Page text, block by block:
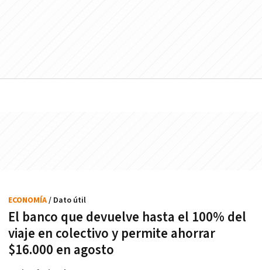
El banco que devuelve hasta el 100% del
viaje en colectivo y permite ahorrar
$16.000 en agosto
ECONOMÍA/ Dato útil